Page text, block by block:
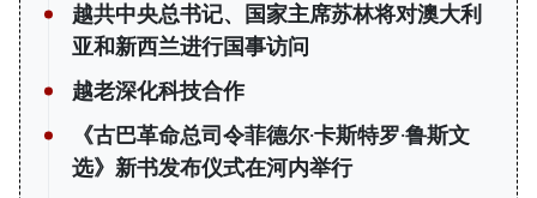
越共中央总书记、国家主席苏林将对澳大利
亚和新西兰进行国事访问
越老深化科技合作
《古巴革命总司令菲德尔·卡斯特罗·鲁斯文
选》新书发布仪式在河内举行